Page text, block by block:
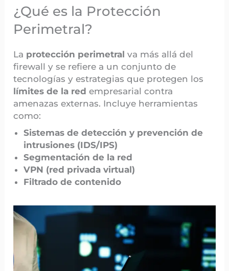
¿Qué es la Protección
Perimetral?
La protección perimetral va más allá del
firewall y se refiere a un conjunto de
tecnologías y estrategias que protegen los
límites de la red empresarial contra
amenazas externas. Incluye herramientas
como:
Sistemas de detección y prevención de
intrusiones (IDS/IPS)
Segmentación de la red
VPN (red privada virtual)
Filtrado de contenido